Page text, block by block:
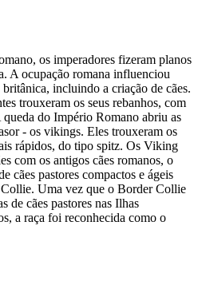
os imperadores fizeram planos
A ocupação romana influenciou
incluindo a criação de cães.
trouxeram os seus rebanhos, com
queda do Império Romano abriu as
- os vikings. Eles trouxeram os
rápidos, do tipo spitz. Os Viking
com os antigos cães romanos, o
cães pastores compactos e ágeis
Uma vez que o Border Collie
de cães pastores nas Ilhas
a raça foi reconhecida como o